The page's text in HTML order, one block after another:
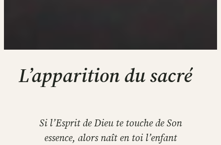
L’apparition du sacré
Si l’Esprit de Dieu te touche de Son
essence, alors naît en toi l’enfant